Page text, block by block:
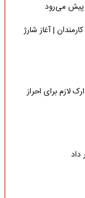
پیش می‌رود
حقوق کارمندان | آغاز شارژ
لازم برای احراز
داد